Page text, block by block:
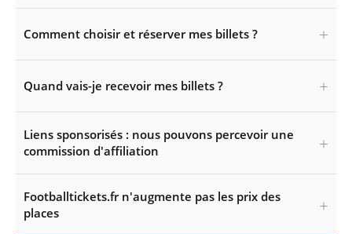
Comment choisir et réserver mes billets ?
Quand vais-je recevoir mes billets ?
Liens sponsorisés : nous pouvons percevoir une
commission d'affiliation
Footballtickets.fr n'augmente pas les prix des
places